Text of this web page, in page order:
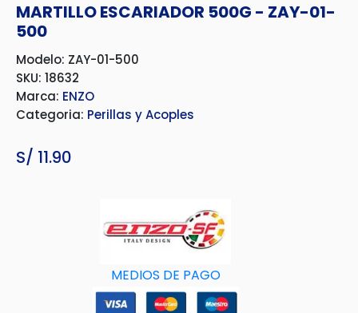
MARTILLO ESCARIADOR 500G - ZAY-01-
500
Modelo: ZAY-01-500
SKU: 18632
Marca: ENZO
Categoria: Perillas y Acoples
S/ 11.90
MEDIOS DE PAGO